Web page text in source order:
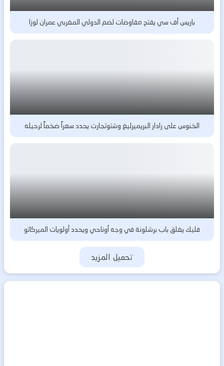
باريس أف سي يفتح مفاوضات لضم الدولي المغربي عمران لوزا
الخنوس على رادار البريميرليغ وشتوتجارت يحدد سعراً ضخماً لرحيله
فليك يغلق باب برشلونة في وجه أوناحي ويحدد أولويات الميركاتو
تحميل المزيد